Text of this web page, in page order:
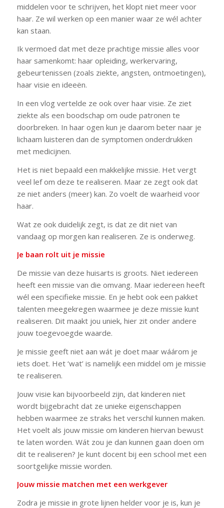
middelen voor te schrijven, het klopt niet meer voor
haar. Ze wil werken op een manier waar ze wél achter
kan staan.
Ik vermoed dat met deze prachtige missie alles voor
haar samenkomt: haar opleiding, werkervaring,
gebeurtenissen (zoals ziekte, angsten, ontmoetingen),
haar visie en ideeën.
In een vlog vertelde ze ook over haar visie. Ze ziet
ziekte als een boodschap om oude patronen te
doorbreken. In haar ogen kun je daarom beter naar je
lichaam luisteren dan de symptomen onderdrukken
met medicijnen.
Het is niet bepaald een makkelijke missie. Het vergt
veel lef om deze te realiseren. Maar ze zegt ook dat
ze niet anders (meer) kan. Zo voelt de waarheid voor
haar.
Wat ze ook duidelijk zegt, is dat ze dit niet van
vandaag op morgen kan realiseren. Ze is onderweg.
Je baan rolt uit je missie
De missie van deze huisarts is groots. Niet iedereen
heeft een missie van die omvang. Maar iedereen heeft
wél een specifieke missie. En je hebt ook een pakket
talenten meegekregen waarmee je deze missie kunt
realiseren. Dit maakt jou uniek, hier zit onder andere
jouw toegevoegde waarde.
Je missie geeft niet aan wát je doet maar wáárom je
iets doet. Het ‘wat’ is namelijk een middel om je missie
te realiseren.
Jouw visie kan bijvoorbeeld zijn, dat kinderen niet
wordt bijgebracht dat ze unieke eigenschappen
hebben waarmee ze straks het verschil kunnen maken.
Het voelt als jouw missie om kinderen hiervan bewust
te laten worden. Wát zou je dan kunnen gaan doen om
dit te realiseren? Je kunt docent bij een school met een
soortgelijke missie worden.
Jouw missie matchen met een werkgever
Zodra je missie in grote lijnen helder voor je is, kun je